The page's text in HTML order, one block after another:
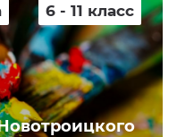
6 - 11 класс